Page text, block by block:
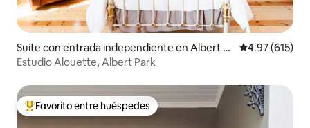
Suite con entrada independiente en Albert P
ark
Calificación
4.97 (615)
Estudio Alouette, Albert Park
De los mejores en Favorito entre huéspedes
Favorito entre huéspedes